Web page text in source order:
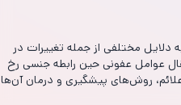
مختلفی از جمله تغییرات در
عوامل عفونی حین رابطه جنسی رخ
روش‌های پیشگیری و درمان آن‌ها